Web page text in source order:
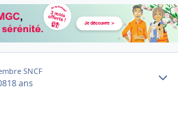
SNCF
18 ans